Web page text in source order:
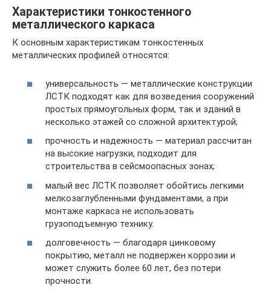
Характеристики тонкостенного
металлического каркаса
К основным характеристикам тонкостенных
металлических профилей относятся:
универсальность — металлические конструкции
ЛСТК подходят как для возведения сооружений
простых прямоугольных форм, так и зданий в
несколько этажей со сложной архитектурой;
прочность и надежность — материал рассчитан
на высокие нагрузки, подходит для
строительства в сейсмоопасных зонах;
малый вес ЛСТК позволяет обойтись легкими
мелкозаглубленными фундаментами, а при
монтаже каркаса не использовать
грузоподъемную технику.
долговечность — благодаря цинковому
покрытию, металл не подвержен коррозии и
может служить более 60 лет, без потери
прочности.